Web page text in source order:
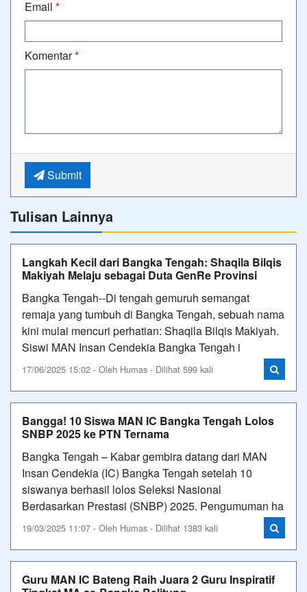
Email *
Komentar*
Submit
Tulisan Lainnya
Langkah Kecil dari Bangka Tengah: Shaqila Bilqis
Makiyah Melaju sebagai Duta GenRe Provinsi
Bangka Tengah--Di tengah gemuruh semangat
remaja yang tumbuh di Bangka Tengah, sebuah nama
kini mulai mencuri perhatian: Shaqila Bilqis Makiyah.
Siswi MAN Insan Cendekia Bangka Tengah i
17/06/2025 15:02 - Oleh Humas - Dilihat 599 kali
Bangga! 10 Siswa MAN IC Bangka Tengah Lolos
SNBP 2025 ke PTN Ternama
Bangka Tengah – Kabar gembira datang dari MAN
Insan Cendekia (IC) Bangka Tengah setelah 10
siswanya berhasil lolos Seleksi Nasional
Berdasarkan Prestasi (SNBP) 2025. Pengumuman ha
19/03/2025 11:07 - Oleh Humas - Dilihat 1383 kali
Guru MAN IC Bateng Raih Juara 2 Guru Inspiratif